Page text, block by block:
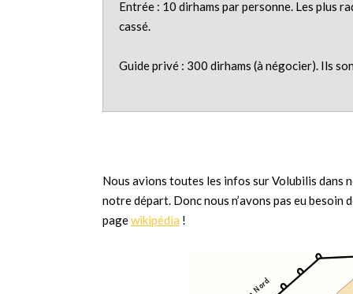
Entrée : 10 dirhams par personne. Les plus
cassé.
Guide privé : 300 dirhams (à négocier). Ils
Nous avions toutes les infos sur Volubilis dans
notre départ. Donc nous n’avons pas eu
pagewikipédia !